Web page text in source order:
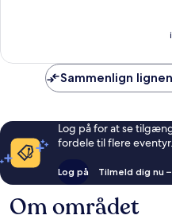
anmeldelser
Sammenlign
Log på for at se
fordele til flere eventyr.
Log på Tilmeld dig nu
Om området